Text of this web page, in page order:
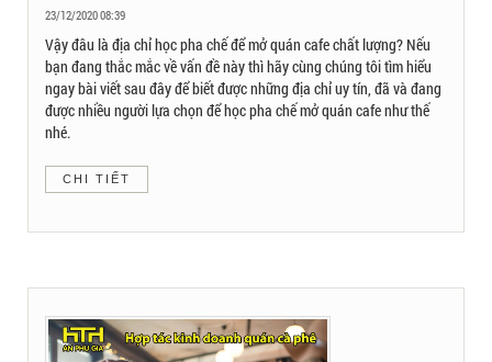
23/12/2020 08:39
Vậy đâu là địa chỉ học pha chế để mở quán cafe chất lượng? Nếu
bạn đang thắc mắc về vấn đề này thì hãy cùng chúng tôi tìm hiểu
ngay bài viết sau đây để biết được những địa chỉ uy tín, đã và đang
được nhiều người lựa chọn để học pha chế mở quán cafe như thế
nhé.
CHI TIẾT